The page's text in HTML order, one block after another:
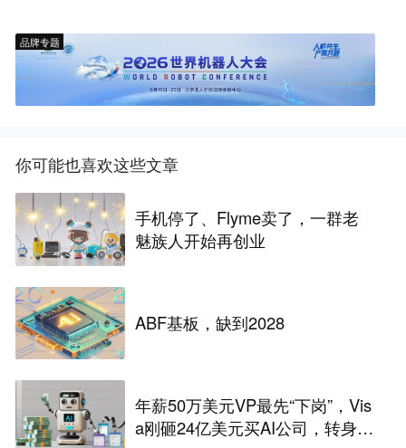
品牌专题
你可能也喜欢这些文章
手机停了、Flyme卖了，一群老
魅族人开始再创业
ABF基板，缺到2028
年薪50万美元VP最先“下岗”，Vis
a刚砸24亿美元买AI公司，转身裁